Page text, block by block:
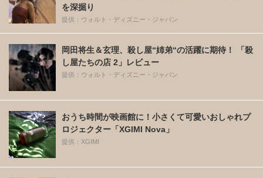
を深掘り
提供：ウォルト・ディズニー・ジャパン
岡田将生＆玄理、殺し屋“姉弟“の活躍に期待！ 「殺
し屋たちの店 2」レビュー
提供：ウォルト・ディズニー・ジャパン
おうち時間が映画館に！小さくて可愛いおしゃれプ
ロジェクター「XGIMI Nova」
提供：XGIMI